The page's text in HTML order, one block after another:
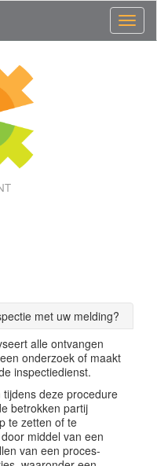
met uw melding?
alle ontvangen
onderzoek of maakt
inspectiedienst.
deze procedure
betrokken partij
te zetten of te
middel van een
van een proces-